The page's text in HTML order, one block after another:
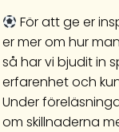
För att ge er
er mer om hur
så har vi bjudit in
erfarenhet och
Under
om skillnaderna